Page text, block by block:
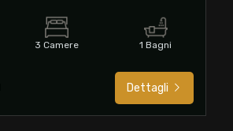
3 Camere 1 Bagni
Dettagli